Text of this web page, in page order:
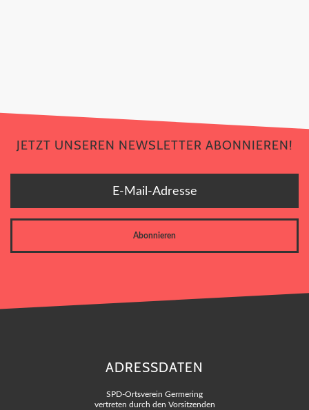
JETZT UNSEREN NEWSLETTER ABONNIEREN!
Abonnieren
ADRESSDATEN
SPD-Ortsverein Germering
vertreten durch den Vorsitzenden